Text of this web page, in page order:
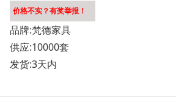
价格不实？有奖举报！
品牌:梵德家具
供应:10000套
发货:3天内